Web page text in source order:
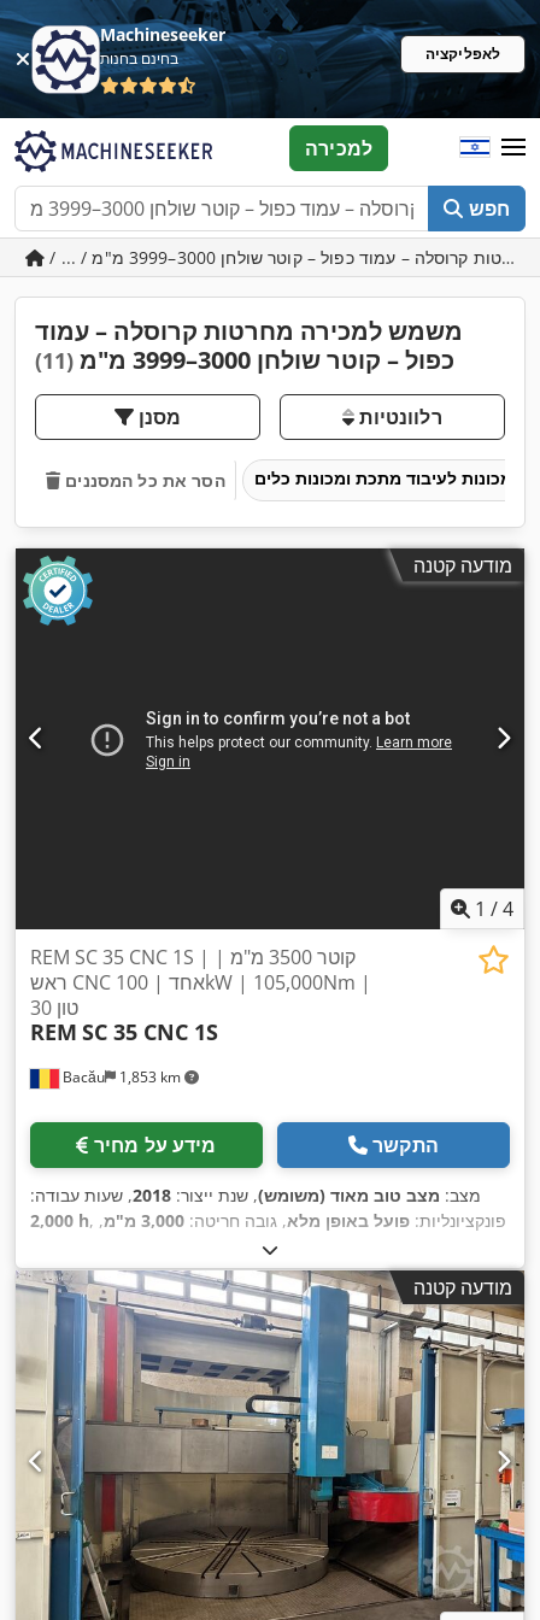
Machineseeker
בחינם בחנות לאפליקציה
חפש
למכירה
משמש למכירה מחרטות קרוסלה – עמוד
כפול – קוטר שולחן 3000–3999 מ"מ
(11)
מסנן רלוונטיות
הסר את כל המסננים
מודעה קטנה
1 /4
Bacău 1,853 km
REM SC 35 CNC 1S | קוטר 3500 מ"מ |
ראש CNC אחד | 100kW | 105,000Nm |
30 טון
REM SC 35 CNC 1S
מידע על מחיר התקשר
מצב: מצב טוב מאוד (משומש), שנת ייצור: 2018, שעות עבודה:
2,000 h
, פונקציונליות: פועל באופן מלא, גובה חריטה: 3,000 מ"מ
,
30,000 ק"ג
כוח:100 קילוואט (135.96 כ"ס) ,
מודעה קטנה